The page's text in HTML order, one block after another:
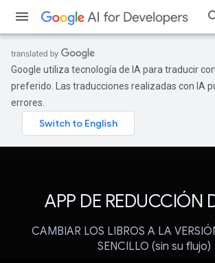
Google utiliza tecnología de IA para traducir
preferido. Las traducciones realizadas con IA
errores.
APP DE REDUCCIÓN
CAMBIAR LOS LIBROS A LA
SENCILLO (sin su flujo)